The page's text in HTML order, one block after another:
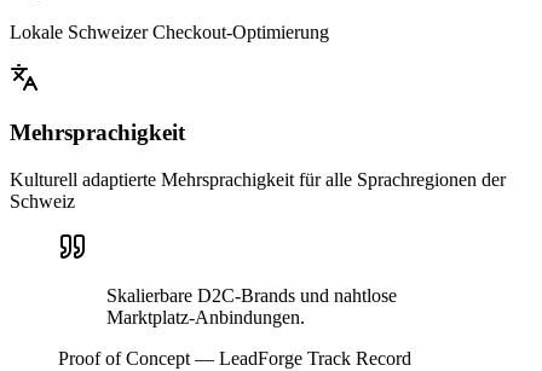
Lokale Schweizer Checkout-Optimierung
Mehrsprachigkeit
Kulturell adaptierte Mehrsprachigkeit für alle Sprachregionen der
Schweiz
Skalierbare D2C-Brands und nahtlose
Marktplatz-Anbindungen.
Proof of Concept — LeadForge Track Record